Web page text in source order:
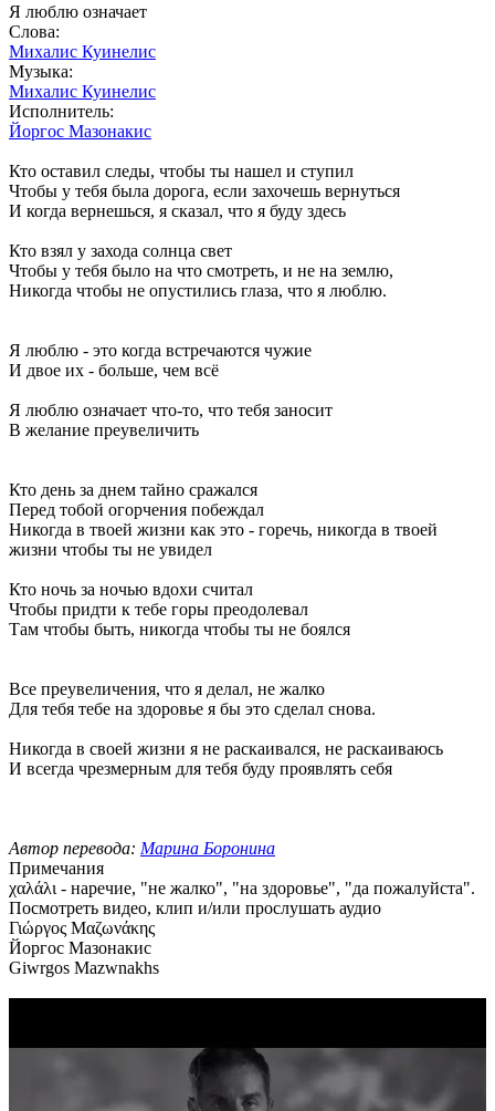
Я люблю означает
Слова:
Михалис Куинелис
Музыка:
Михалис Куинелис
Исполнитель:
Йоргос Мазонакис
Кто оставил следы, чтобы ты нашел и ступил
Чтобы у тебя была дорога, если захочешь вернуться
И когда вернешься, я сказал, что я буду здесь
Кто взял у захода солнца свет
Чтобы у тебя было на что смотреть, и не на землю,
Никогда чтобы не опустились глаза, что я люблю.
Я люблю - это когда встречаются чужие
И двое их - больше, чем всё
Я люблю означает что-то, что тебя заносит
В желание преувеличить
Кто день за днем тайно сражался
Перед тобой огорчения побеждал
Никогда в твоей жизни как это - горечь, никогда в твоей
жизни чтобы ты не увидел
Кто ночь за ночью вдохи считал
Чтобы придти к тебе горы преодолевал
Там чтобы быть, никогда чтобы ты не боялся
Все преувеличения, что я делал, не жалко
Для тебя тебе на здоровье я бы это сделал снова.
Никогда в своей жизни я не раскаивался, не раскаиваюсь
И всегда чрезмерным для тебя буду проявлять себя
Автор перевода: Марина Боронина
Примечания
χαλάλι - наречие, "не жалко", "на здоровье", "да пожалуйста".
Посмотреть видео, клип и/или прослушать аудио
Γιώργος Μαζωνάκης
Йоргос Мазонакис
Giwrgos Mazwnakhs